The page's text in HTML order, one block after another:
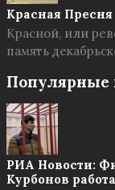
Красная Пресня
Красной, или
память
Популярные
РИА Новости:
Курбонов